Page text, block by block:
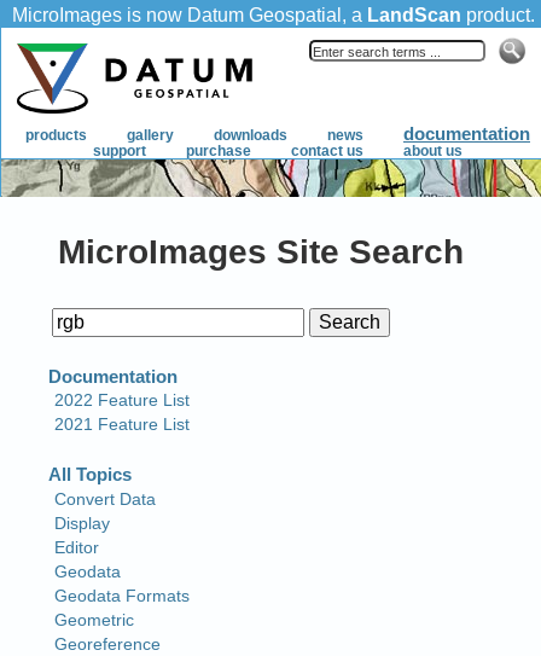
MicroImages Site Search